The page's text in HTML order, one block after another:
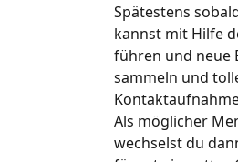
Spätestens
kannst mit Hilfe
führen und neue
sammeln und
Als möglicher
wechselst du